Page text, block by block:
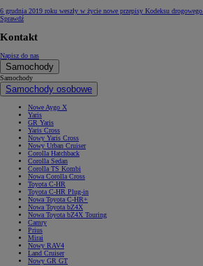
6 grudnia 2019 roku weszły w życie nowe przepisy Kodeksu drogowego.
Sprawdź
Kontakt
Napisz do nas
Samochody
Samochody
Samochody osobowe
Nowe Aygo X
Yaris
GR Yaris
Yaris Cross
Nowy Yaris Cross
Nowy Urban Cruiser
Corolla Hatchback
Corolla Sedan
Corolla TS Kombi
Nowa Corolla Cross
Toyota C-HR
Toyota C-HR Plug-in
Nowa Toyota C-HR+
Nowa Toyota bZ4X
Nowa Toyota bZ4X Touring
Camry
Prius
Mirai
Nowy RAV4
Land Cruiser
Nowy GR GT